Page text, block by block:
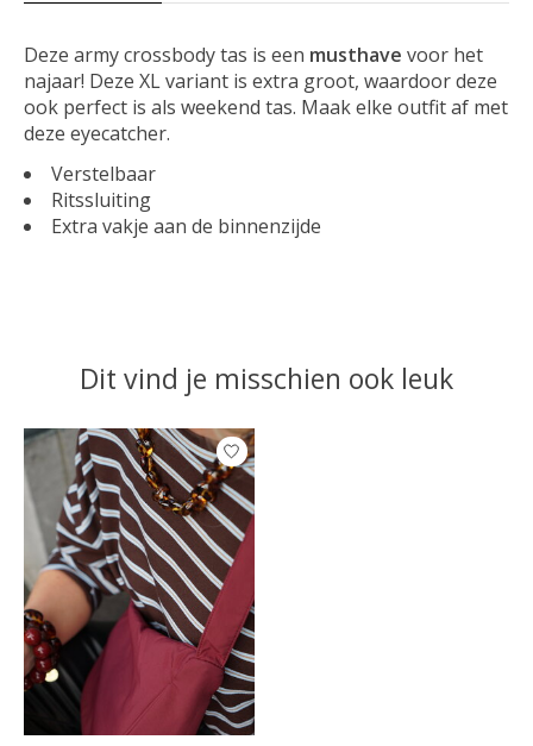
Deze army crossbody tas is een musthave voor het
najaar! Deze XL variant is extra groot, waardoor deze
ook perfect is als weekend tas. Maak elke outfit af met
deze eyecatcher.
Verstelbaar
Ritssluiting
Extra vakje aan de binnenzijde
Dit vind je misschien ook leuk
Items van productcarrousel